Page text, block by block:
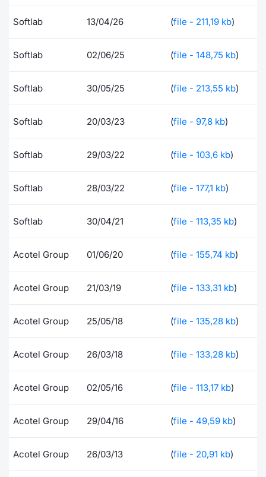
Softlab 13/04/26 (file - 211,19 kb)
Softlab 02/06/25 (file - 148,75 kb)
Softlab 30/05/25 (file - 213,55 kb)
Softlab 20/03/23 (file - 97,8 kb)
Softlab 29/03/22 (file - 103,6 kb)
Softlab 28/03/22 (file - 177,1 kb)
Softlab 30/04/21 (file - 113,35 kb)
Acotel Group 01/06/20 (file - 155,74 kb)
Acotel Group 21/03/19 (file - 133,31 kb)
Acotel Group 25/05/18 (file - 135,28 kb)
Acotel Group 26/03/18 (file - 133,28 kb)
Acotel Group 02/05/16 (file - 113,17 kb)
Acotel Group 29/04/16 (file - 49,59 kb)
Acotel Group 26/03/13 (file - 20,91 kb)
Documenti
Listed Brands
Per
BTP
Opzioni
Avvisi
KID/
Listing
Milan
Notizie
Notizie e Formazione
Chi siamo
Servizi
Dati di